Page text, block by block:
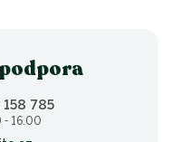
785
- 16.00